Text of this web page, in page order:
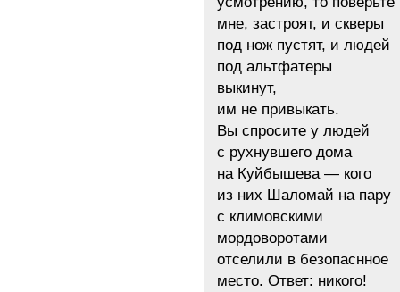
мне, застроят, и скверы
под нож пустят, и людей
под альтфатеры
выкинут,
им не привыкать.
Вы спросите у людей
с рухнувшего дома
на Куйбышева — кого
из них Шаломай на пару
с климовскими
мордоворотами
отселили в безопаснное
место. Ответ: никого!